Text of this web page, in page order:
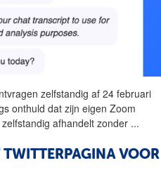
zelfstandig af 24 februari
onthuld dat zijn eigen Zoom
zelfstandig afhandelt zonder ...
TWITTERPAGINA VOOR